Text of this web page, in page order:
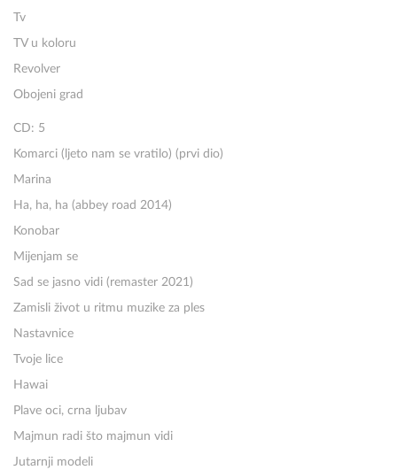
Tv
TV u koloru
Revolver
Obojeni grad
CD: 5
Komarci (ljeto nam se vratilo) (prvi dio)
Marina
Ha, ha, ha (abbey road 2014)
Konobar
Mijenjam se
Sad se jasno vidi (remaster 2021)
Zamisli život u ritmu muzike za ples
Nastavnice
Tvoje lice
Hawai
Plave oci, crna ljubav
Majmun radi što majmun vidi
Jutarnji modeli